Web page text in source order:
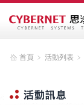
首頁 ﹥ 活動列表 ﹥